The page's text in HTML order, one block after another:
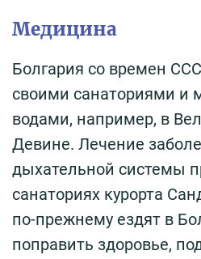
Медицина
Болгария со времен
своими санаториями и
водами, например, в
Девине. Лечение
дыхательной системы
санаториях курорта
по-прежнему ездят в
поправить здоровье,